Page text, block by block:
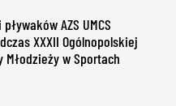
AZS UMCS
XXXII Ogólnopolskiej
Młodzieży w Sportach